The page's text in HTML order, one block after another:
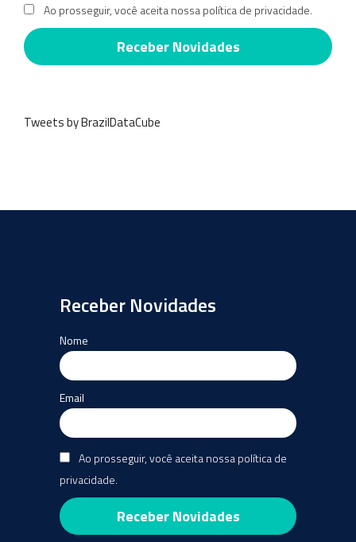
Ao prosseguir, você aceita nossa política de privacidade.
Tweets by BrazilDataCube
Receber Novidades
Nome
Email
Ao prosseguir, você aceita nossa política de
privacidade.